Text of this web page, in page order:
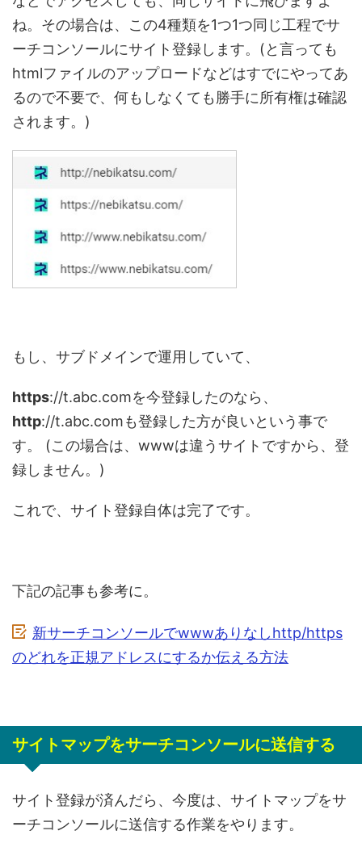
ね。その場合は、この4種類を1つ1つ同じ工程でサ
ーチコンソールにサイト登録します。(と言っても
htmlファイルのアップロードなどはすでにやってあ
るので不要で、何もしなくても勝手に所有権は確認
されます。)
もし、サブドメインで運用していて、
https://t.abc.comを今登録したのなら、
http://t.abc.comも登録した方が良いという事で
す。
(この場合は、wwwは違うサイトですから、登
録しません。)
これで、サイト登録自体は完了です。
下記の記事も参考に。
新サーチコンソールでwwwありなしhttp/https
のどれを正規アドレスにするか伝える方法
サイトマップをサーチコンソールに送信する
サイト登録が済んだら、今度は、サイトマップをサ
ーチコンソールに送信する作業をやります。